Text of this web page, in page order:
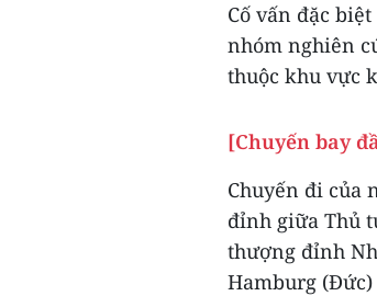
Cố vấn đặc
nhóm nghiên
thuộc khu vực
[Chuyến bay
Chuyến đi của
đỉnh giữa Thủ
thượng đỉnh
Hamburg